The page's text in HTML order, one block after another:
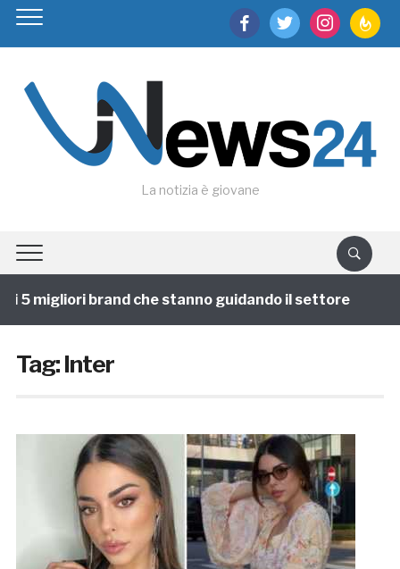
facebooktwitter instagram
La notizia è giovane
migliori brand che stanno guidando il settore
Tag:Inter